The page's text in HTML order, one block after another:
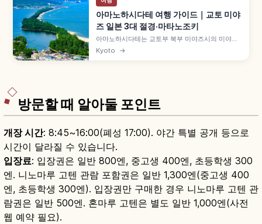
아마노하시다테 여행 가이드｜교토 미야
즈 일본 3대 절경·마타노조키
아마노하시다테는 교토부 북부 미야즈시의 미야기
마쓰시마·히로시마 미야지마와 함께 '일본 3대 절
경'으로 꼽히는 모래톱입니다. 길이 약 3.6km 모래
Kyoto →
방문할 때 알아둘 포인트
개장 시간: 8:45~16:00(폐성 17:00). 야간 특별 공개 등으로
시간이 달라질 수 있습니다.
입장료: 입장권은 일반 800엔, 중고생 400엔, 초등학생 300
엔. 니노마루 고텐 관람 포함권은 일반 1,300엔(중고생 400
엔, 초등학생 300엔). 입장권만 구매한 경우 니노마루 고텐 관
람권은 일반 500엔. 혼마루 고텐은 별도 일반 1,000엔(사전
웹 예약 필요).